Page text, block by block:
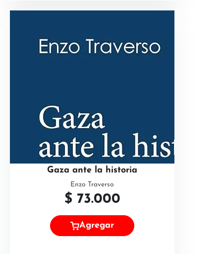
Gaza ante la historia
Enzo Traverso
$ 73.000
Agregar